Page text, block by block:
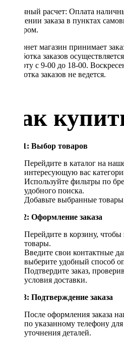
Наличный расчет: Оплата
получении заказа в пунктах
курьером.
Интернет магазин принимает
Обработка заказов
Субботу с 9-00 до 18-00.
обработка заказов не ведется.
Как
Шаг 1: Выбор товаров
Перейдите в каталог на
интересующую вас
Используйте фильтры по
удобного поиска.
Добавьте выбранные
Шаг 2: Оформление заказа
Перейдите в корзину,
товары.
Введите свои контактные
выберите удобный способ
Подтвердите заказ,
условия доставки.
Шаг 3: Подтверждение заказа
После оформления заказа
по указанному телефону
уточнения деталей.